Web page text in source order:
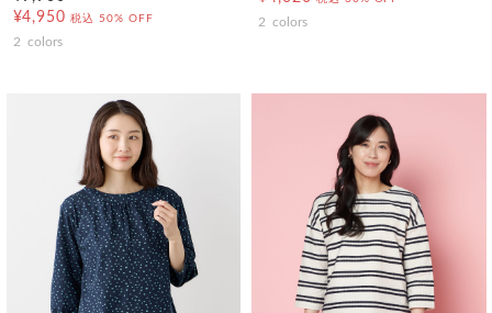
¥4,950 税込 50% OFF
2 colors
2 colors